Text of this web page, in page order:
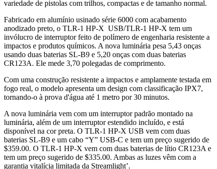
variedade de pistolas com trilhos, compactas e de tamanho normal.
Fabricado em alumínio usinado série 6000 com acabamento
anodizado preto, o TLR-1 HP-X USB/TLR-1 HP-X tem um
invólucro de interruptor feito de polímero de engenharia resistente a
impactos e produtos químicos. A nova luminária pesa 5,43 onças
usando duas baterias SL-B9 e 5,20 onças com duas baterias
CR123A. Ele mede 3,70 polegadas de comprimento.
Com uma construção resistente a impactos e amplamente testada em
fogo real, o modelo apresenta um design com classificação IPX7,
tornando-o à prova d'água até 1 metro por 30 minutos.
A nova luminária vem com um interruptor padrão montado na
luminária, além de um interruptor estendido incluído, e está
disponível na cor preta. O TLR-1 HP-X USB vem com duas
baterias SL-B9 e um cabo “Y” USB-C e tem um preço sugerido de
$359.00. O TLR-1 HP-X vem com duas baterias de lítio CR123A e
tem um preço sugerido de $335.00. Ambas as luzes vêm com a
garantia vitalícia limitada da Streamlight’.